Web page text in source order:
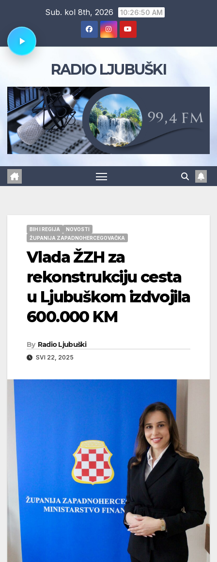
content
Sub. kol 8th, 2026 10:26:51 AM
RADIO LJUBUŠKI
BIH I REGIJA
NOVOSTI
ŽUPANIJA ZAPADNOHERCEGOVAČKA
Vlada ŽZH za
rekonstrukciju cesta
u Ljubuškom izdvojila
600.000 KM
By Radio Ljubuški
SVI 22, 2025